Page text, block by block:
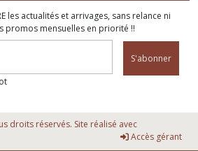
les actualités et arrivages, sans relance ni
promos mensuelles en priorité !!
S'abonner
droits réservés. Site réalisé avec
Accès gérant